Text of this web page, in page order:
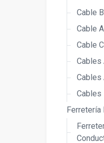
Cable
Cable
Cable
Cables
Cables
Cables
Ferretería